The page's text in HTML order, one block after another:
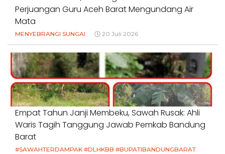
Perjuangan Guru Aceh Barat Mengundang Air
Mata
MENYEBRANGI SUNGAI 20 Juli 2026
Empat Tahun Janji Membeku, Sawah Rusak: Ahli
Waris Tagih Tanggung Jawab Pemkab Bandung
Barat
#SAWAHTERDAMPAK #DLHKBB #BUPATIBANDUNGBARAT